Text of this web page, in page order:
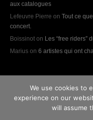
aux catalogues
Lefeuvre Pierre on Tout ce
concert.
Boissinot on Les “free riders”
Marius on 6 artistes qui ont
Copyright ©
Designed by
Contenu soumis au
We use cookies to
experience on our
will assume